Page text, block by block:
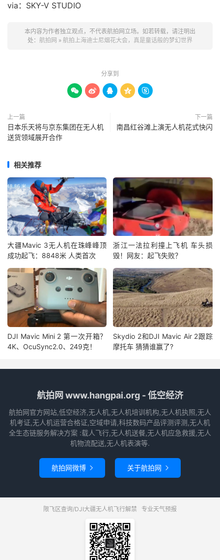
via：SKY-V STUDIO
本内容为作者独立观点，不代表航拍网立场。如若转载，请注明出
处： 航拍网 » 航拍上海迪士尼烟花大会，真是童话般的梦幻世界
分享到
    
上一篇
日本乐天将与京东集团在无人机
送货领域展开合作
下一篇
南昌红谷滩上演无人机花式快闪
相关推荐
大疆Mavic 3无人机在珠峰峰顶
成功起飞：8848米 人类首次
浙江一法拉利撞上飞机 车头损
毁！网友：起飞失败？
DJI Mavic Mini 2 第一次开箱？
4K、OcuSync2.0、249克！
Skydio 2和DJI Mavic Air 2跟踪
摩托车 猜猜谁赢了?
航拍网 www.hangpai.org - 低空经济
航拍网官方网站,低空经济,无人机,无人机培训机构,无人机执照,无人
机考证,无人机运营合格证,空域申请,科技数码产品评测评测,无人机
全生态链服务解决方案 :载人飞行,无人机送餐,无人机应急救援,无人
机物流配送,无人机表演等.
航拍网微博  关于航拍网 
限飞区查询/DJI大疆无人机飞行解禁 专业天气预报